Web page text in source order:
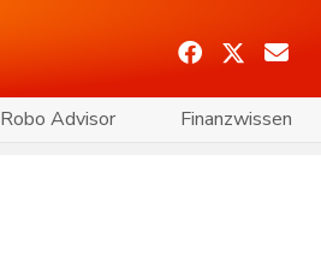
Robo Advisor Finanzwissen